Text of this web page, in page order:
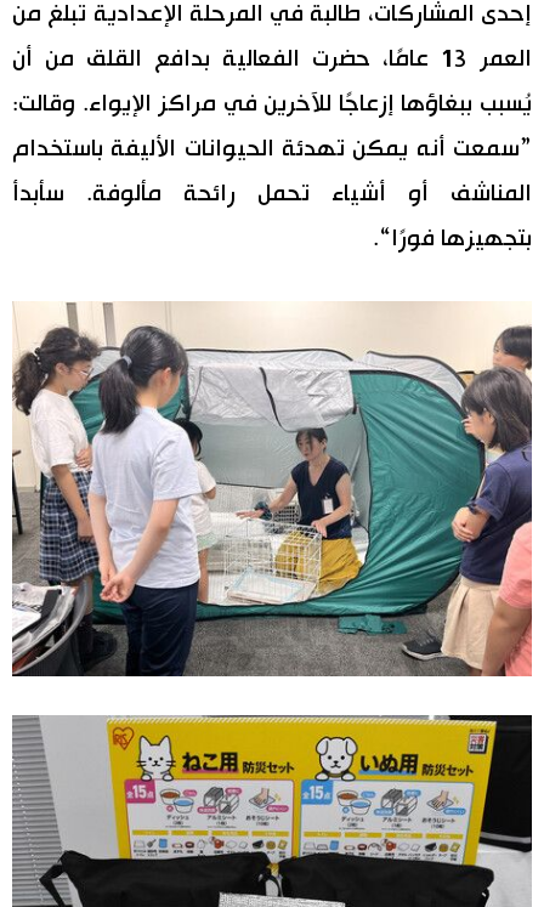
لايف ستايل
طوكيو
إحدى المشاركات، طالبة في المرحلة الإعدادية تبلغ من
العمر 13 عامًا، حضرت الفعالية بدافع القلق من أن
يُسبب ببغاؤها إزعاجًا للآخرين في مراكز الإيواء. وقالت:
”سمعت أنه يمكن تهدئة الحيوانات الأليفة باستخدام
المناشف أو أشياء تحمل رائحة مألوفة. سأبدأ
بتجهيزها فورًا“.